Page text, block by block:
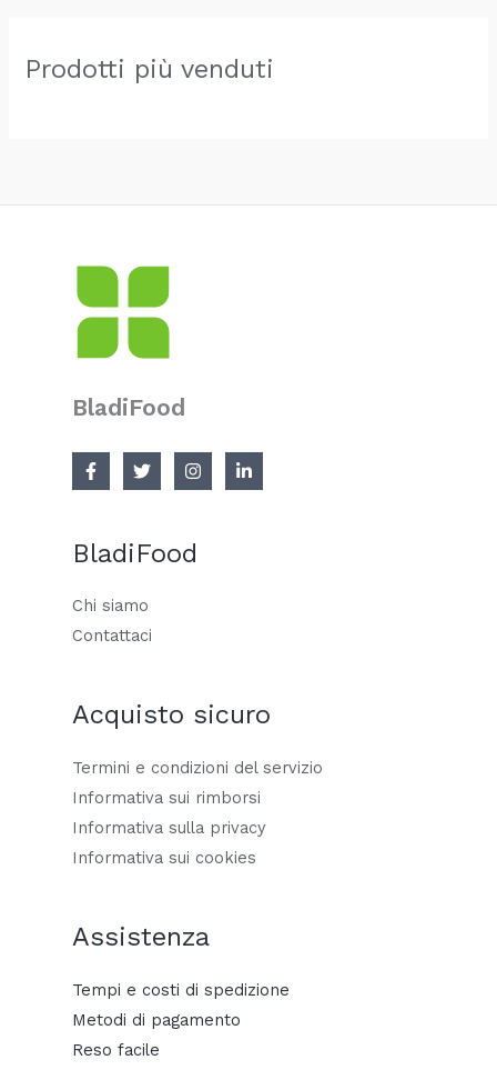
Prodotti più venduti
BladiFood
BladiFood
Chi siamo
Contattaci
Acquisto sicuro
Termini e condizioni del servizio
Informativa sui rimborsi
Informativa sulla privacy
Informativa sui cookies
Assistenza
Tempi e costi di spedizione
Metodi di pagamento
Reso facile